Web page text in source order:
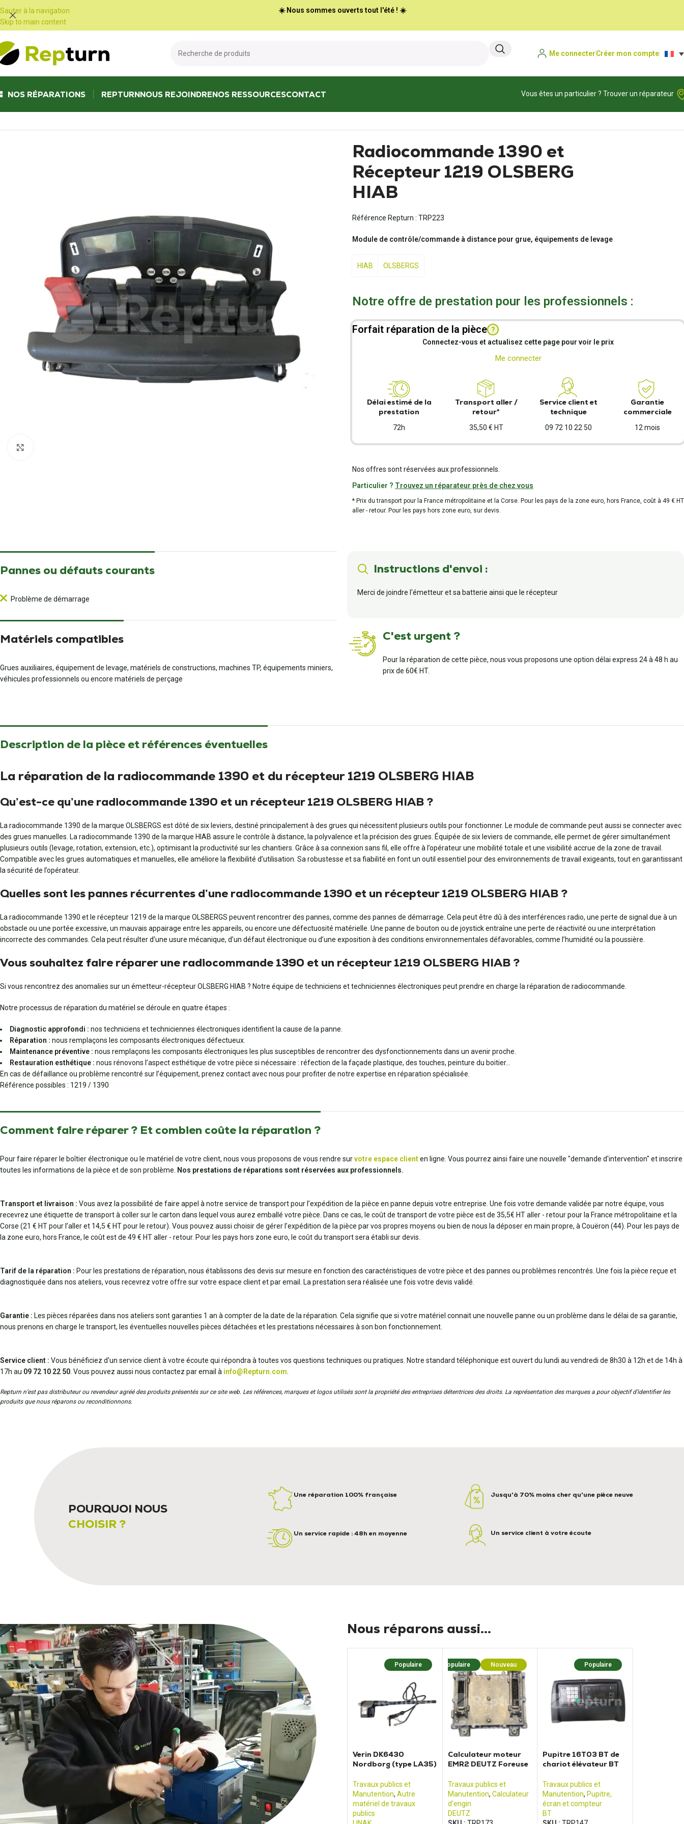
Sauter à la navigation
Skip to main content
☀️ Nous sommes ouverts tout l'été ! ☀️
Me connecterCréer mon compte
NOS RÉPARATIONS REPTURNNOUS REJOINDRENOS RESSOURCESCONTACT
Vous êtes un particulier ? Trouver un réparateur
Radiocommande 1390 et
Récepteur 1219 OLSBERG
HIAB
Référence Repturn : TRP223
Module de contrôle/commande à distance pour grue, équipements de levage
HIAB OLSBERGS
Notre offre de prestation pour les professionnels :
Forfait réparation de la pièce ?
Connectez-vous et actualisez cette page pour voir le prix
Me connecter
Délai estimé de la
prestation
72h
Transport aller /
retour*
35,50 € HT
Service client et
technique
09 72 10 22 50
Garantie
commerciale
12 mois
Nos offres sont réservées aux professionnels.
Particulier ? Trouvez un réparateur près de chez vous
* Prix du transport pour la France métropolitaine et la Corse. Pour les pays de la zone euro, hors France, coût à 49 € HT
aller - retour. Pour les pays hors zone euro, sur devis.
Pannes ou défauts courants
Problème de démarrage
Matériels compatibles
Grues auxiliaires, équipement de levage, matériels de constructions, machines TP, équipements miniers,
véhicules professionnels ou encore matériels de perçage
Instructions d'envoi :
Merci de joindre l'émetteur et sa batterie ainsi que le récepteur
C'est urgent ?
Pour la réparation de cette pièce, nous vous proposons une option délai express 24 à 48 h au
prix de 60€ HT.
Description de la pièce et références éventuelles
La réparation de la radiocommande 1390 et du récepteur 1219 OLSBERG HIAB
Qu’est-ce qu’une radiocommande 1390 et un récepteur 1219 OLSBERG HIAB ?
La radiocommande 1390 de la marque OLSBERGS est dôté de six leviers, destiné principalement à des grues qui nécessitent plusieurs outils pour fonctionner. Le module de commande peut aussi se connecter avec
des grues manuelles. La radiocommande 1390 de la marque HIAB assure le contrôle à distance, la polyvalence et la précision des grues. Équipée de six leviers de commande, elle permet de gérer simultanément
plusieurs outils (levage, rotation, extension, etc.), optimisant la productivité sur les chantiers. Grâce à sa connexion sans fil, elle offre à l’opérateur une mobilité totale et une visibilité accrue de la zone de travail.
Compatible avec les grues automatiques et manuelles, elle améliore la flexibilité d’utilisation. Sa robustesse et sa fiabilité en font un outil essentiel pour des environnements de travail exigeants, tout en garantissant
la sécurité de l’opérateur.
Quelles sont les pannes récurrentes d’une radiocommande 1390 et un récepteur 1219 OLSBERG HIAB ?
La radiocommande 1390 et le récepteur 1219 de la marque OLSBERGS peuvent rencontrer des pannes, comme des pannes de démarrage. Cela peut être dû à des interférences radio, une perte de signal due à un
obstacle ou une portée excessive, un mauvais appairage entre les appareils, ou encore une défectuosité matérielle. Une panne de bouton ou de joystick entraîne une perte de réactivité ou une interprétation
incorrecte des commandes. Cela peut résulter d’une usure mécanique, d’un défaut électronique ou d’une exposition à des conditions environnementales défavorables, comme l’humidité ou la poussière.
Vous souhaitez faire réparer une radiocommande 1390 et un récepteur 1219 OLSBERG HIAB ?
Si vous rencontrez des anomalies sur un émetteur-récepteur OLSBERG HIAB ? Notre équipe de techniciens et techniciennes électroniques peut prendre en charge la réparation de radiocommande.
Notre processus de réparation du matériel se déroule en quatre étapes :
Diagnostic approfondi : nos techniciens et techniciennes électroniques identifient la cause de la panne.
Réparation : nous remplaçons les composants électroniques défectueux.
Maintenance préventive : nous remplaçons les composants électroniques les plus susceptibles de rencontrer des dysfonctionnements dans un avenir proche.
Restauration esthétique : nous rénovons l’aspect esthétique de votre pièce si nécessaire : réfection de la façade plastique, des touches, peinture du boitier…
En cas de défaillance ou problème rencontré sur l’équipement, prenez contact avec nous pour profiter de notre expertise en réparation spécialisée.
Référence possibles : 1219 / 1390
Comment faire réparer ? Et combien coûte la réparation ?
Pour faire réparer le boîtier électronique ou le matériel de votre client, nous vous proposons de vous rendre survotre espace clienten ligne. Vous pourrez ainsi faire une nouvelle "demande d'intervention" et inscrire
toutes les informations de la pièce et de son problème. Nos prestations de réparations sont réservées aux professionnels.
Transport et livraison : Vous avez la possibilité de faire appel à notre service de transport pour l’expédition de la pièce en panne depuis votre entreprise. Une fois votre demande validée par notre équipe, vous
recevrez une étiquette de transport à coller sur le carton dans lequel vous aurez emballé votre pièce. Dans ce cas, le coût de transport de votre pièce est de 35,5€ HT aller - retour pour la France métropolitaine et la
Corse (21 € HT pour l’aller et 14,5 € HT pour le retour). Vous pouvez aussi choisir de gérer l’expédition de la pièce par vos propres moyens ou bien de nous la déposer en main propre, à Couëron (44). Pour les pays de
la zone euro, hors France, le coût est de 49 € HT aller - retour. Pour les pays hors zone euro, le coût du transport sera établi sur devis.
Tarif de la réparation : Pour les prestations de réparation, nous établissons des devis sur mesure en fonction des caractéristiques de votre pièce et des pannes ou problèmes rencontrés. Une fois la pièce reçue et
diagnostiquée dans nos ateliers, vous recevrez votre offre sur votre espace client et par email. La prestation sera réalisée une fois votre devis validé.
Garantie : Les pièces réparées dans nos ateliers sont garanties 1 an à compter de la date de la réparation. Cela signifie que si votre matériel connait une nouvelle panne ou un problème dans le délai de sa garantie,
nous prenons en charge le transport, les éventuelles nouvelles pièces détachées et les prestations nécessaires à son bon fonctionnement.
Service client : Vous bénéficiez d'un service client à votre écoute qui répondra à toutes vos questions techniques ou pratiques. Notre standard téléphonique est ouvert du lundi au vendredi de 8h30 à 12h et de 14h à
17h au 09 72 10 22 50 . Vous pouvez aussi nous contactez par email à info@Repturn.com
Repturn n’est pas distributeur ou revendeur agréé des produits présentés sur ce site web. Les références, marques et logos utilisés sont la propriété des entreprises détentrices des droits. La représentation des marques a pour objectif d’identifier les
produits que nous réparons ou reconditionnons.
POURQUOI NOUS
CHOISIR ?
Une réparation 100% française
Un service rapide : 48h en moyenne
Jusqu'à 70% moins cher qu'une pièce neuve
Un service client à votre écoute
Nous réparons aussi...
Populaire
Verin DK6430
Nordborg (type LA35)
Travaux publics et
Manutention, Autre
matériel de travaux
publics
Populaire Nouveau
Calculateur moteur
EMR2 DEUTZ Foreuse
Travaux publics et
Manutention, Calculateur
d'engin
DEUTZ
Populaire
Pupitre 16T03 BT de
chariot élévateur BT
Travaux publics et
Manutention, Pupitre,
écran et compteur
BT